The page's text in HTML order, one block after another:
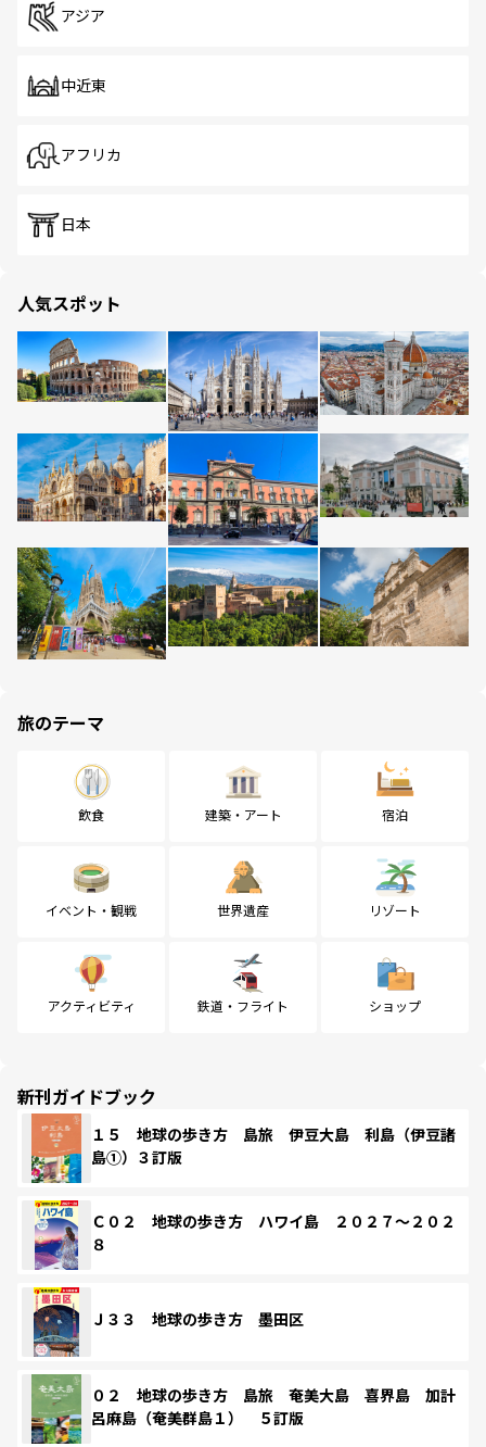
アジア
中近東
アフリカ
日本
人気スポット
旅のテーマ
飲食 建築・アート 宿泊
イベント・観戦 世界遺産 リゾート
アクティビティ 鉄道・フライト ショップ
新刊ガイドブック
１５ 地球の歩き方 島旅 伊豆大島 利島（伊豆諸
島①）３訂版
Ｃ０２ 地球の歩き方 ハワイ島 ２０２７～２０２
８
Ｊ３３ 地球の歩き方 墨田区
０２ 地球の歩き方 島旅 奄美大島 喜界島 加計
呂麻島（奄美群島１） ５訂版